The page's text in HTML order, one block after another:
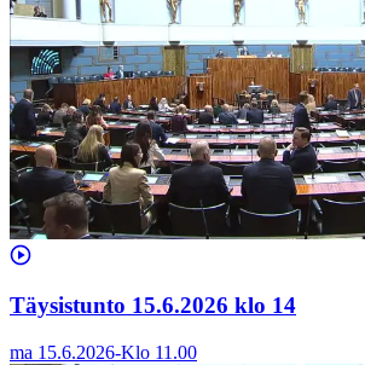
Täysistunto 15.6.2026 klo 14
ma 15.6.2026-Klo 11.00